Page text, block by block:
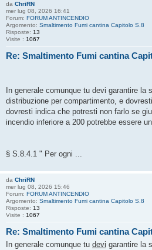
da ChriRN
mer lug 08, 2026 16:41
Forum: FORUM ANTINCENDIO
Argomento: Smaltimento Fumi cantina Capitolo S.8
Risposte: 13
Visite : 1067
Re: Smaltimento Fumi cantina
In generale comunque tu devi garantire la
distribuzione per compartimento, e
dovresti indica che potresti non farlo se
incendio inferiore a 200 potrebbe essere
§ S.8.4.1 " Per ogni ...
da ChriRN
mer lug 08, 2026 15:46
Forum: FORUM ANTINCENDIO
Argomento: Smaltimento Fumi cantina Capitolo S.8
Risposte: 13
Visite : 1067
Re: Smaltimento Fumi cantina
In generale comunque tu devi garantire la